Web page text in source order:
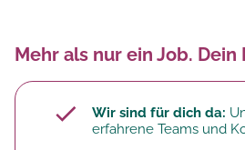
Mehr als nur ein Job.
Wir sind für dich da:
erfahrene Teams und